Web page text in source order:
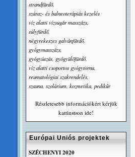
strandfürdõ,
száraz- és balneoterápiás kezelés
víz alatti vízsugár masszázs,
súlyfürdõ,
négyrekeszes galvánfürdõ,
gyógymasszázs,
gyógyúszás, gyógyülõfürdő,
víz alatti csoportos gyógytorna,
reumatológiai szakrendelés,
szauna, szolárium, kozmetika, pedikûr
Részletesebb információkért kérjük
kattinstson ide!
Európai Uniós projektek
SZÉCHENYI 2020